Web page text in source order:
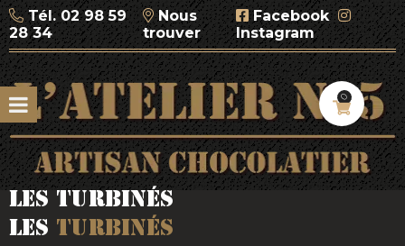
Tél.02 98 59
28 34
Nous
trouver
Facebook
Instagram
Les turbinés
Les turbinés
0